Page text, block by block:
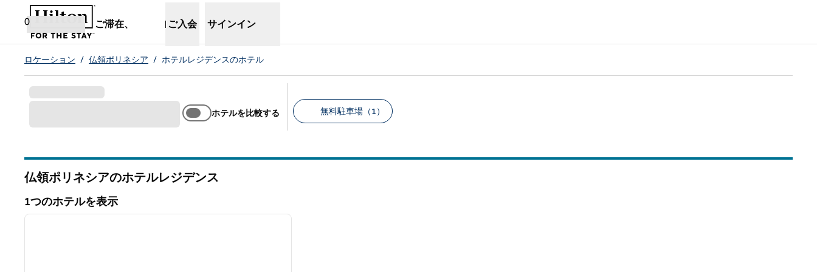
コンテンツに移動
0
ご滞在、
新しいタブで開きます
ご入会 サインイン
ロケーション / 仏領ポリネシア / ホテルレジデンスのホテル
ホテルを比較する 無料駐車場（1）
仏領ポリネシアのホテルレジデンス
1つのホテルを表示
1つのホテルを表示
1/12
次の画像